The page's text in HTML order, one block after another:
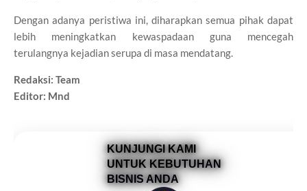
Dengan adanya peristiwa ini, diharapkan semua pihak dapat
lebih meningkatkan kewaspadaan guna mencegah
terulangnya kejadian serupa di masa mendatang.
Redaksi: Team
Editor: Mnd
KUNJUNGI KAMI
UNTUK KEBUTUHAN
BISNIS ANDA